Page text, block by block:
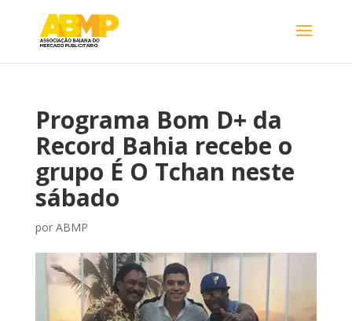
Programa Bom D+ da
Record Bahia recebe o
grupo É O Tchan neste
sábado
por ABMP